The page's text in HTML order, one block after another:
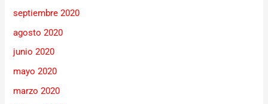
septiembre 2020
agosto 2020
junio 2020
mayo 2020
marzo 2020